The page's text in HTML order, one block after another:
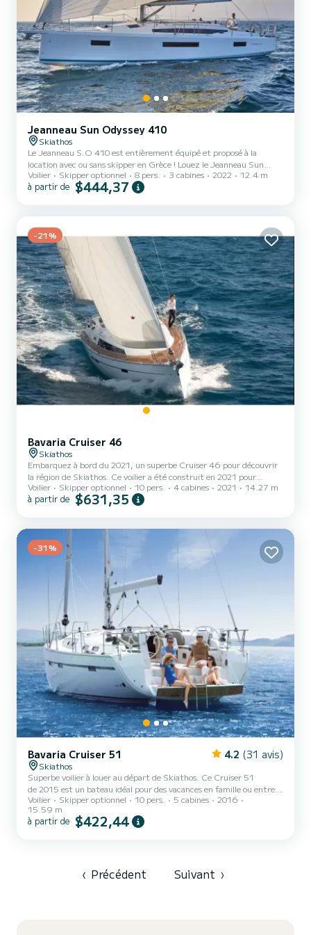
Jeanneau Sun Odyssey 410
Skiathos
Le Jeanneau S.O 410 est entièrement équipé et proposé à la
location avec ou sans skipper en Grèce ! Louez le Jeanneau Sun
Odyssey 410 et explorez les îles grecques des Sporades. La vie à
bord n'a jamais été aussi simple et confortable !
Voilier Skipper optionnel 8 pers. 3 cabines 2022 12.4 m
à partir de $444,37
-21%
Bavaria Cruiser 46
Skiathos
Embarquez à bord du 2021, un superbe Cruiser 46 pour découvrir
la région de Skiathos. Ce voilier a été construit en 2021 pour
assurer un confort et des performances en mer complets. Le bateau
dispose de 4 cabines entièrement équipées et d'une capacité de 10
avec douche. Ce bateau est équip...
Voilier Skipper optionnel 10 pers. 4 cabines 2021 14.27 m
à partir de $631,35
-31%
Bavaria Cruiser 51 4.2 (31 avis)
Skiathos
Superbe voilier à louer au départ de Skiathos. Ce Cruiser 51
de 2015 est un bateau idéal pour des vacances en famille ou entre
amis. Le voilier fait 16 mètres de longueur pour une puissance de
75 chevaux. Les 5 cabines permettent d'accueillir 10 personnes en
navigation croisière. Ce Cruiser 51 est pourvu de 1 toilette avec
Voilier Skipper optionnel 10 pers. 5 cabines
2016
15.59 m
à partir de $422,44
‹ Précédent Suivant ›